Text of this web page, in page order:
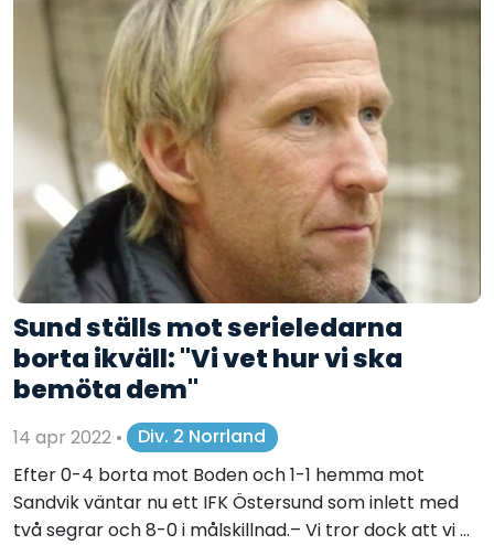
Sund ställs mot serieledarna
borta ikväll: "Vi vet hur vi ska
bemöta dem"
14 apr 2022 •
Div. 2 Norrland
Efter 0-4 borta mot Boden och 1-1 hemma mot
Sandvik väntar nu ett IFK Östersund som inlett med
två segrar och 8-0 i målskillnad.– Vi tror dock att vi ...